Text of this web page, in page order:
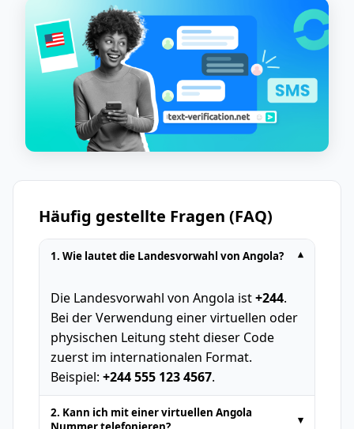
Häufig gestellte Fragen (FAQ)
1. Wie lautet die Landesvorwahl von Angola? ▾
Die Landesvorwahl von Angola ist+244.
Bei der Verwendung einer virtuellen oder
physischen Leitung steht dieser Code
zuerst im internationalen Format.
Beispiel: +244 555 123 4567.
2. Kann ich mit einer virtuellen Angola
▾